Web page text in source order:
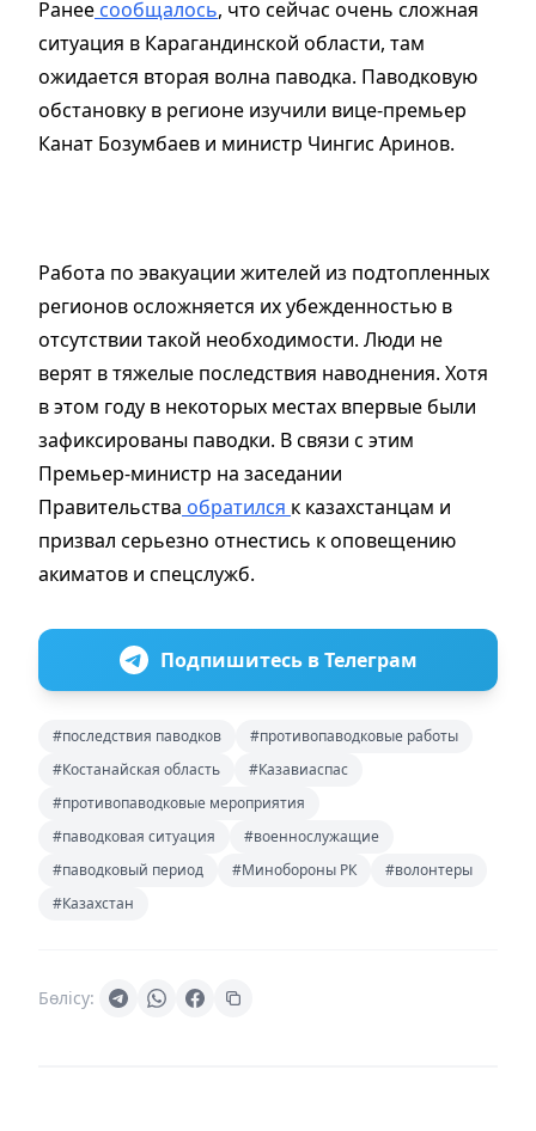
Ранее сообщалось, что сейчас очень сложная
ситуация в Карагандинской области, там
ожидается вторая волна паводка. Паводковую
обстановку в регионе изучили вице-премьер
Канат Бозумбаев и министр Чингис Аринов.
Работа по эвакуации жителей из подтопленных
регионов осложняется их убежденностью в
отсутствии такой необходимости. Люди не
верят в тяжелые последствия наводнения. Хотя
в этом году в некоторых местах впервые были
зафиксированы паводки. В связи с этим
Премьер-министр на заседании
Правительства обратился к казахстанцам и
призвал серьезно отнестись к оповещению
акиматов и спецслужб.
Подпишитесь в Телеграм
#последствия паводков
#противопаводковые работы
#Костанайская область
#Казавиаспас
#противопаводковые мероприятия
#паводковая ситуация
#военнослужащие
#паводковый период
#Минобороны РК
#волонтеры
#Казахстан
Бөлісу: